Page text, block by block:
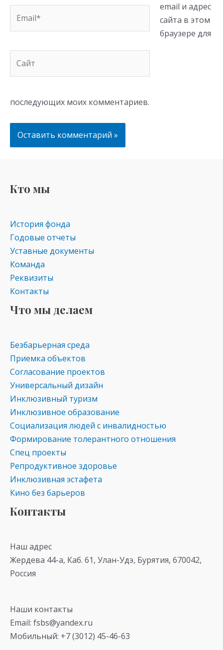
email и адрес
сайта в этом
браузере для
последующих моих комментариев.
Кто мы
История фонда
Годовые отчеты
Уставные документы
Команда
Реквизиты
Контакты
Что мы делаем
Безбарьерная среда
Приемка объектов
Согласование проектов
Универсальный дизайн
Инклюзивный туризм
Инклюзивное образование
Социализация людей с инвалидностью
Формирование толерантного отношения
Спец проекты
Репродуктивное здоровье
Инклюзивная эстафета
Кино без барьеров
Контакты
Наш адрес
Жердева 44-а, Каб. 61, Улан-Удэ, Бурятия, 670042,
Россия
Наши контакты
Email: fsbs@yandex.ru
Мобильный: +7 (3012) 45-46-63